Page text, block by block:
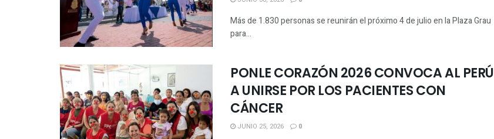
Más de 1.830 personas se reunirán el próximo 4 de julio en la Plaza Grau
para...
PONLE CORAZÓN 2026 CONVOCA AL PERÚ
A UNIRSE POR LOS PACIENTES CON
CÁNCER
JUNIO 25, 2026 0